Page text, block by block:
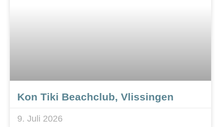
Kon Tiki Beachclub, Vlissingen
9. Juli 2026